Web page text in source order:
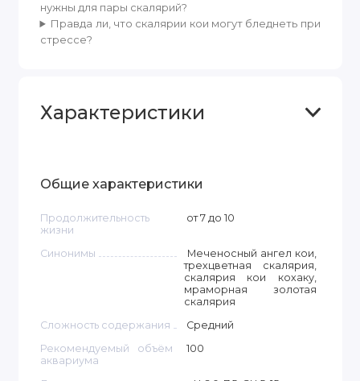
нужны для пары скалярий?
Правда ли, что скалярии кои могут бледнеть при
стрессе?
Характеристики
Общие характеристики
Продолжительность
жизни
от 7 до 10
Синонимы
Меченосный ангел кои,
трехцветная скалярия,
скалярия кои кохаку,
мраморная золотая
скалярия
Сложность содержания
Средний
Рекомендуемый объём
аквариума
100